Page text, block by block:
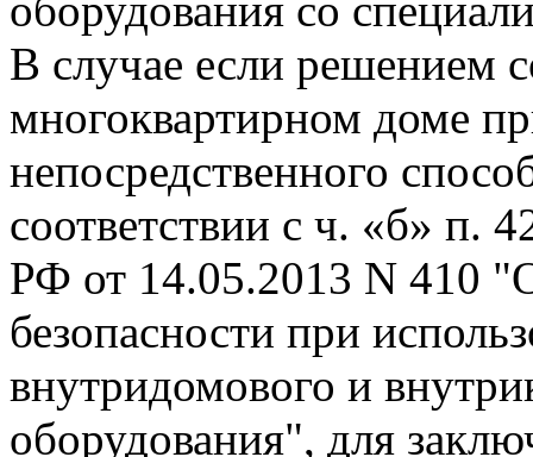
оборудования со
В случае если решением
многоквартирном доме
непосредственного
соответствии с ч. «б» п.
РФ от 14.05.2013 N 410
безопасности при
внутридомового и
оборудования", для